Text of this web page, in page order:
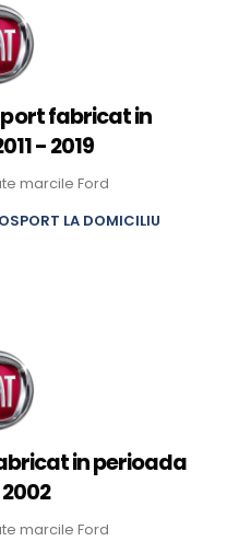
fabricat in
- 2019
marcile Ford
LA DOMICILIU
in perioada
marcile Ford